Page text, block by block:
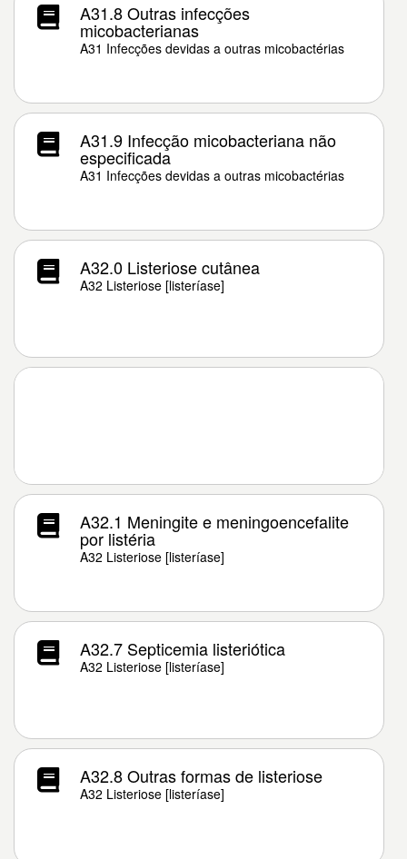
A31.8 Outras infecções
micobacterianas
A31 Infecções devidas a outras micobactérias
A31.9 Infecção micobacteriana não
especificada
A31 Infecções devidas a outras micobactérias
A32.0 Listeriose cutânea
A32 Listeriose [listeríase]
A32.1 Meningite e meningoencefalite
por listéria
A32 Listeriose [listeríase]
A32.7 Septicemia listeriótica
A32 Listeriose [listeríase]
A32.8 Outras formas de listeriose
A32 Listeriose [listeríase]